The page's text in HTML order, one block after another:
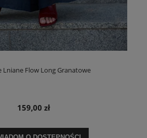
Lniane Flow Long Granatowe
159,00 zł